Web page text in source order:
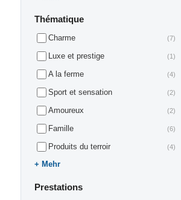
Thématique
Charme (7)
Luxe et prestige (1)
A la ferme (4)
Sport et sensation (2)
Amoureux (2)
Famille (6)
Produits du terroir (4)
Mehr
Prestations